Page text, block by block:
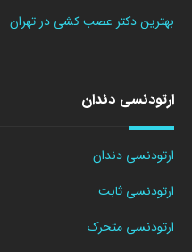
بهترین دکتر عصب کشی در تهران
ارتودنسی دندان
ارتودنسی دندان
ارتودنسی ثابت
ارتودنسی متحرک